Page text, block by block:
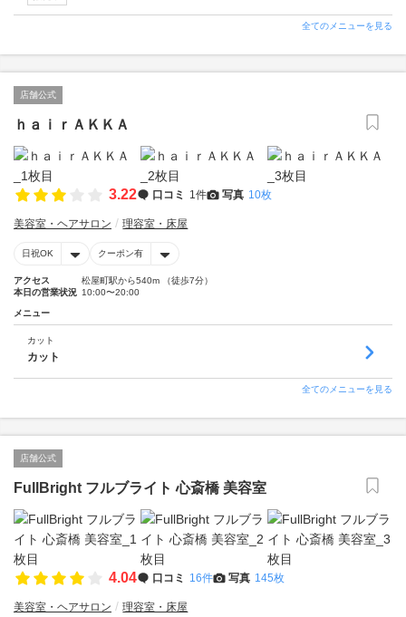
全てのメニューを見る
店舗公式
ｈａｉｒＡＫＫＡ
3.22 口コミ 1件 写真 10枚
美容室・ヘアサロン 理容室・床屋
日祝OK クーポン有
アクセス
松屋町駅から540m （徒歩7分）
本日の営業状況 10:00〜20:00
メニュー
カット
カット
全てのメニューを見る
店舗公式
FullBright フルブライト 心斎橋 美容室
4.04 口コミ 16件 写真 145枚
美容室・ヘアサロン 理容室・床屋